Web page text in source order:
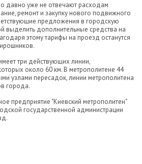
давно уже не отвечают расходам
ремонт и закупку нового подвижного
предложения в городскую
выделить дополнительные средства на
этому тарифы на проезд останутся
три действующих линии,
около 60 км. В метрополитене 44
узлами пересадок, линии метрополитена
города.
предприятие "Киевский метрополитен"
государственной администрации